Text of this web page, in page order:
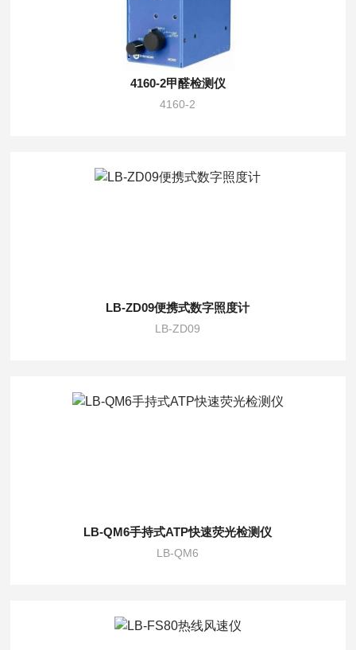
4160-2甲醛检测仪
4160-2
LB-ZD09便携式数字照度计
LB-ZD09
LB-QM6手持式ATP快速荧光检测仪
LB-QM6